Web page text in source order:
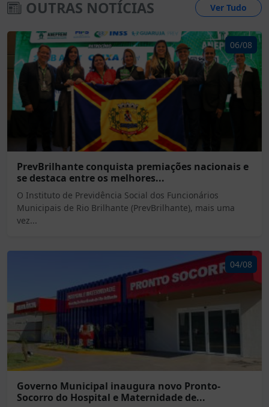
OUTRAS NOTÍCIAS Ver Tudo
06/08
PrevBrilhante conquista premiações nacionais e
se destaca entre os melhores...
O Instituto de Previdência Social dos Funcionários
Municipais de Rio Brilhante (PrevBrilhante), mais uma
vez...
04/08
Governo Municipal inaugura novo Pronto-
Socorro do Hospital e Maternidade de...